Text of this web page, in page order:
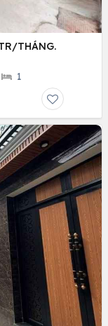
THÁNG.
1